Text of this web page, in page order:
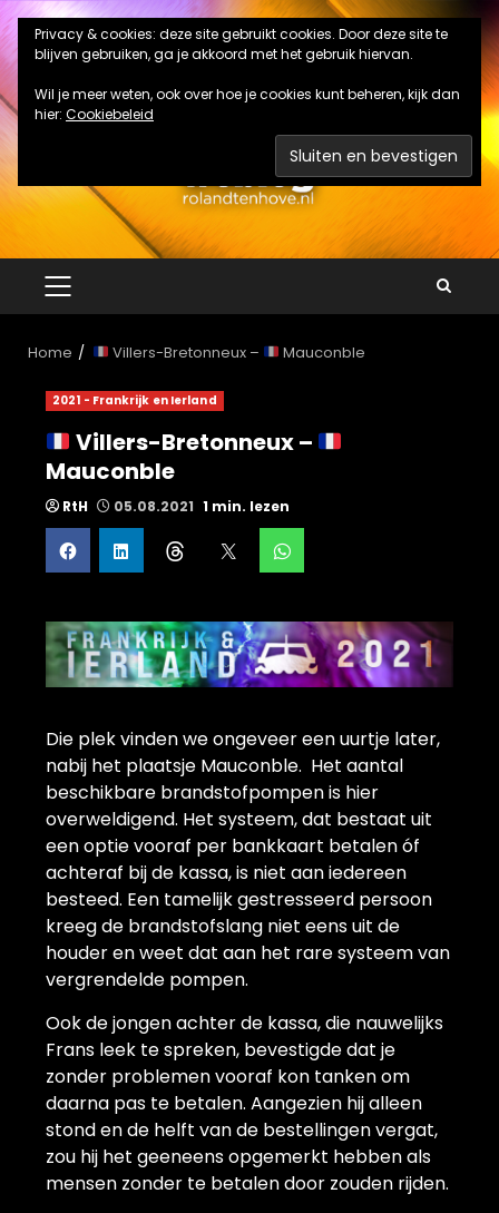
Ga
naar
de
inhoud
PRIMAIR
MENU
Home Villers-Bretonneux – Mauconble
2021 - Frankrijk en Ierland
Villers-Bretonneux –
Mauconble
RtH 05.08.2021 1 min. lezen
Die plek vinden we ongeveer een uurtje later,
nabij het plaatsje Mauconble. Het aantal
beschikbare brandstofpompen is hier
overweldigend. Het systeem, dat bestaat uit
een optie vooraf per bankkaart betalen óf
achteraf bij de kassa, is niet aan iedereen
besteed. Een tamelijk gestresseerd persoon
kreeg de brandstofslang niet eens uit de
houder en weet dat aan het rare systeem van
vergrendelde pompen.
Ook de jongen achter de kassa, die nauwelijks
Frans leek te spreken, bevestigde dat je
zonder problemen vooraf kon tanken om
daarna pas te betalen. Aangezien hij alleen
stond en de helft van de bestellingen vergat,
zou hij het geeneens opgemerkt hebben als
mensen zonder te betalen door zouden rijden.
Privacy & cookies: deze site gebruikt cookies. Door deze site te
blijven gebruiken, ga je akkoord met het gebruik hiervan.
Wil je meer weten, ook over hoe je cookies kunt beheren, kijk dan
hier: Cookiebeleid